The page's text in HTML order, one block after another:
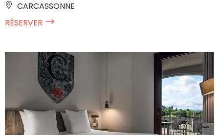
CARCASSONNE
RÉSERVER